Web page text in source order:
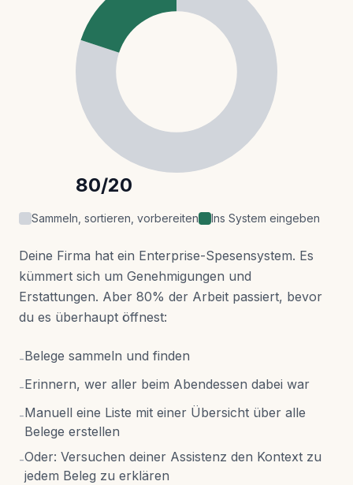
80/20
Sammeln, sortieren, vorbereiten Ins System eingeben
Deine Firma hat ein Enterprise-Spesensystem. Es
kümmert sich um Genehmigungen und
Erstattungen. Aber 80% der Arbeit passiert, bevor
du es überhaupt öffnest:
-Belege sammeln und finden
-Erinnern, wer aller beim Abendessen dabei war
-Manuell eine Liste mit einer Übersicht über alle
Belege erstellen
-Oder: Versuchen deiner Assistenz den Kontext zu
jedem Beleg zu erklären